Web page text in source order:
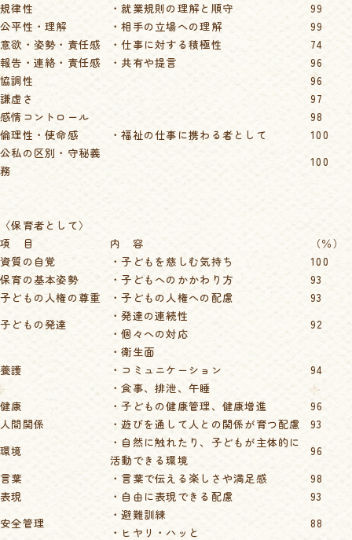
規律性
・就業規則の理解と順守
99
公平性・理解
・相手の立場への理解
99
意欲・姿勢・責任感
・仕事に対する積極性
74
報告・連絡・責任感
・共有や提言
96
協調性
96
謙虚さ
97
感情コントロール
98
倫理性・使命感
・福祉の仕事に携わる者として
100
公私の区別・守秘義
務
100
〈保育者として〉
項 目
内 容
（％）
資質の自覚
・子どもを慈しむ気持ち
100
保育の基本姿勢
・子どもへのかかわり方
93
子どもの人権の尊重
・子どもの人権への配慮
93
子どもの発達
・発達の連続性
・個々への対応
92
養護
・衛生面
・コミュニケーション
・食事、排泄、午睡
94
健康 ・子どもの健康管理、健康増進
96
人間関係
・遊びを通して人との関係が育つ配慮
93
環境
・自然に触れたり、子どもが主体的に
活動できる環境
96
言葉
・言葉で伝える楽しさや満足感
98
表現
・自由に表現できる配慮
93
安全管理
・避難訓練
・ヒヤリ・ハッと
88